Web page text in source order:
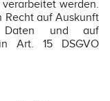
werden.
Recht auf Auskunft
Daten und auf
Art. 15 DSGVO